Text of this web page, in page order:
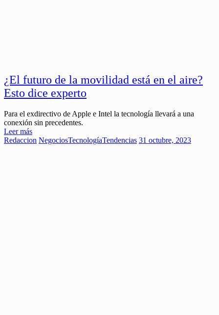
¿El futuro de la movilidad está en el aire?
Esto dice experto
Para el exdirectivo de Apple e Intel la tecnología llevará a una
conexión sin precedentes.
Leer más
Redaccion NegociosTecnologíaTendencias 31 octubre, 2023